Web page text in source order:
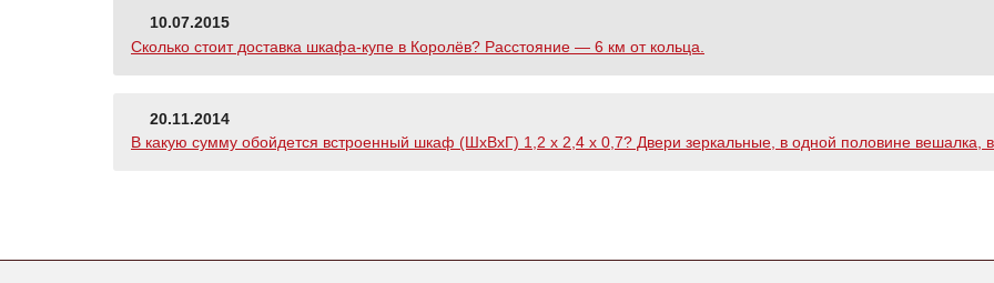
10.07.2015
Сколько стоит доставка шкафа-купе в Королёв? Расстояние — 6 км от кольца.
20.11.2014
В какую сумму обойдется встроенный шкаф (ШхВхГ) 1,2 х 2,4 х 0,7? Двери зеркальные, в одной половине вешалка, в